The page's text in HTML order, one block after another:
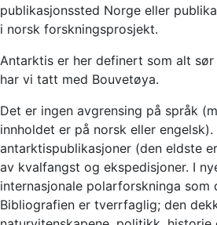
publikasjonssted Norge eller
i norsk forskningsprosjekt.
Antarktis er her definert som alt
har vi tatt med Bouvetøya.
Det er ingen avgrensing på språk
innholdet er på norsk eller
antarktispublikasjoner (den eldste
av kvalfangst og ekspedisjoner. I
internasjonale polarforskninga som
Bibliografien er tverrfaglig; den